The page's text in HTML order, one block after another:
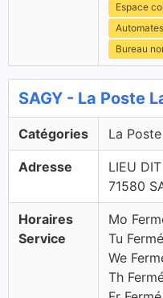
Espace
Bureau
SAGY - La Poste
Catégories La Poste
Adresse
LIEU
71580
Horaires
Service
Mo
Tu Fermé
We
Th